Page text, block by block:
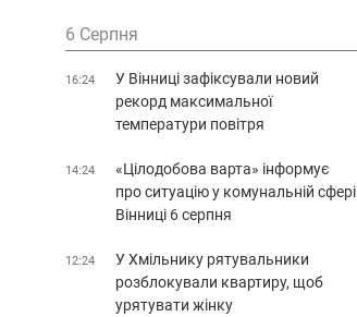
6 Серпня
16:24
У Вінниці зафіксували новий
рекорд максимальної
температури повітря
14:24
«Цілодобова варта» інформує
про ситуацію у комунальній сфері
Вінниці 6 серпня
12:24
У Хмільнику рятувальники
розблокували квартиру, щоб
урятувати жінку